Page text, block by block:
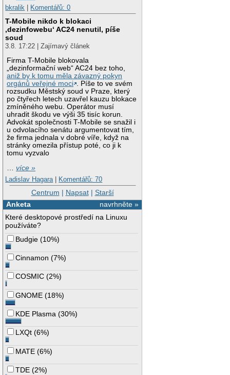
bkralik
Komentářů: 0
T-Mobile nikdo k blokaci
‚dezinfowebu‘ AC24 nenutil, píše
soud
3.8. 17:22 | Zajímavý článek
Firma T-Mobile blokovala
„dezinformační web“ AC24 bez toho,
aniž by k tomu měla závazný pokyn
orgánů veřejné moci . Píše to ve svém
rozsudku Městský soud v Praze, který
po čtyřech letech uzavřel kauzu blokace
zmíněného webu. Operátor musí
uhradit škodu ve výši 35 tisíc korun.
Advokát společnosti T-Mobile se snažil i
u odvolacího senátu argumentovat tím,
že firma jednala v dobré víře, když na
stránky omezila přístup poté, co ji k
tomu vyzvalo
…více »
Ladislav Hagara | Komentářů: 70
Centrum | Napsat| Starší
navrhněte »
Anketa
Které desktopové prostředí na Linuxu
používáte?
Budgie (10%)
Cinnamon (7%)
COSMIC (2%)
GNOME (18%)
KDE Plasma (30%)
LXQt (6%)
MATE (6%)
TDE (2%)